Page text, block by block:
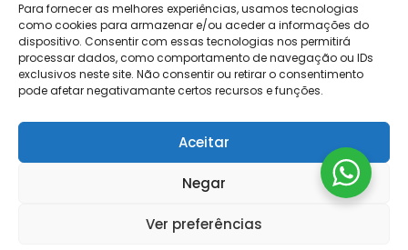
Para fornecer as melhores experiências, usamos tecnologias
como cookies para armazenar e/ou aceder a informações do
dispositivo. Consentir com essas tecnologias nos permitirá
processar dados, como comportamento de navegação ou IDs
exclusivos neste site. Não consentir ou retirar o consentimento
pode afetar negativamante certos recursos e funções.
Aceitar
Negar
Ver preferências
Site by VC.
Pagamentos Seguros MB | MB WAY | Transferência Bancária | Payshop | Visa | Mastercard | Visa